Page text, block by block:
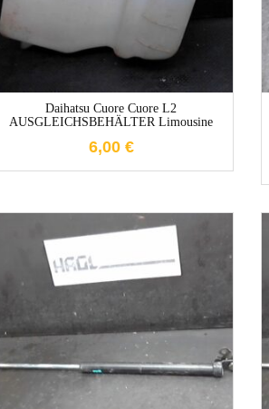
Daihatsu Cuore Cuore L2
AUSGLEICHSBEHÄLTER Limousine
6,00 €
1-3 Werktage